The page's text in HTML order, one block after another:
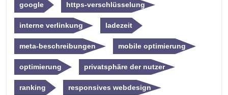
google https-verschlüsselung
interne verlinkung ladezeit
meta-beschreibungen mobile optimierung
optimierung privatsphäre der nutzer
ranking responsives webdesign